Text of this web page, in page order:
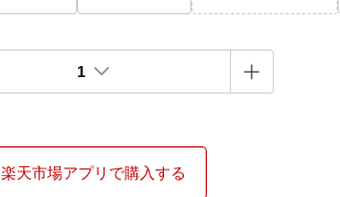
1
楽天市場アプリで購入する